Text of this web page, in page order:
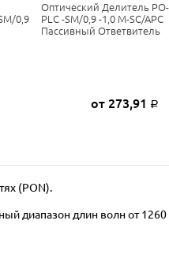
0,9
Оптический Делитель РО-
PLC -SM/0,9 -1,0 М-SC/APC
Пассивный Ответвитель
от 273,91 Р
(PON).
диапазон длин волн от